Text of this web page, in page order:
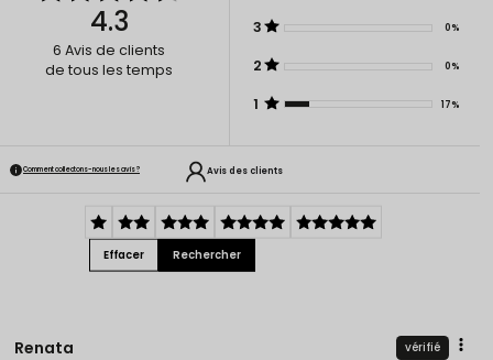
4.3
6 Avis de clients
de tous les temps
3 0%
2 0%
1 17%
Comment collectons-nous les avis ? Avis des clients
Effacer Rechercher
Renata vérifié